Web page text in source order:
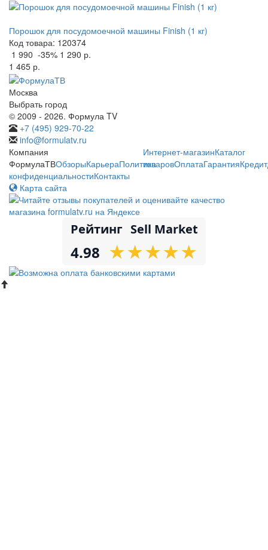
Порошок для посудомоечной машины Finish (1 кг)
Код товара: 120374
1 990 -35% 1 290 р.
1 465 р.
Москва
Выбрать город
© 2009 - 2026. Формула TV
+7 (495) 929-70-22
info@formulatv.ru
Компания
ФормулаТВОбзорыКарьераПолитика
конфиденциальностиКонтакты
Интернет-магазинКаталог
товаровОплатаГарантияКредит
Карта сайта
Рейтинг Sell Market
4.98 ★
★★
★★
★★
★★
★